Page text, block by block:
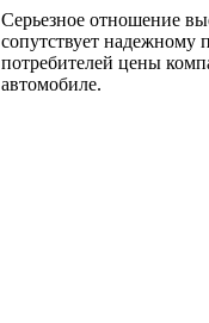
Серьезное отношение
сопутствует надежному
потребителей цены
автомобиле.